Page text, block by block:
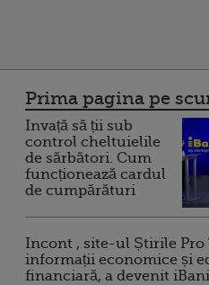
Prima pagina pe
Invață să ții sub
control cheltuielile
de sărbători. Cum
funcționează cardul
de cumpărături
Incont , site-ul Știrile Pro
informații economice și
financiară, a devenit iBani